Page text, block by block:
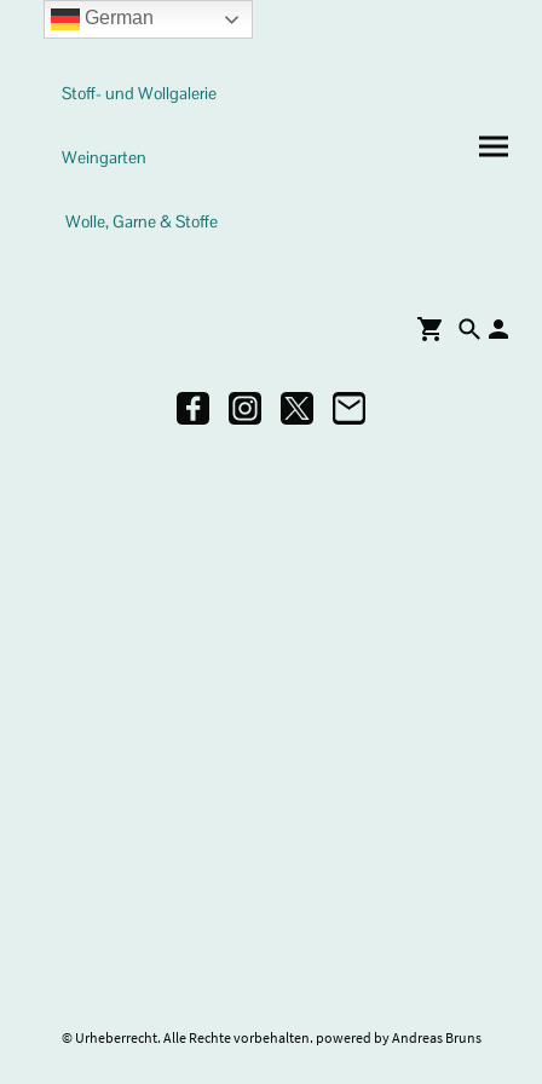
Stoff- und Wollgalerie
Weingarten
Wolle, Garne & Stoffe
© Urheberrecht. Alle Rechte vorbehalten. powered by Andreas Bruns
German